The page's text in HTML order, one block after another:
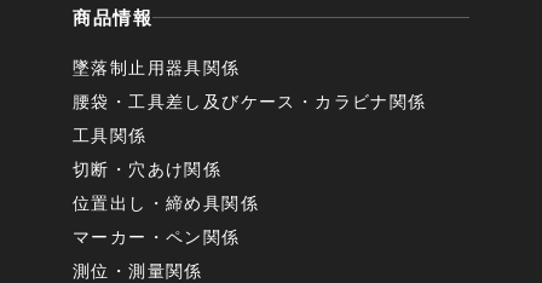
商品情報
墜落制止用器具関係
腰袋・工具差し及びケース・カラビナ関係
工具関係
切断・穴あけ関係
位置出し・締め具関係
マーカー・ペン関係
測位・測量関係